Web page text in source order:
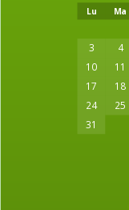
Lu Ma
3
4
10 11
17
18
24
25
31